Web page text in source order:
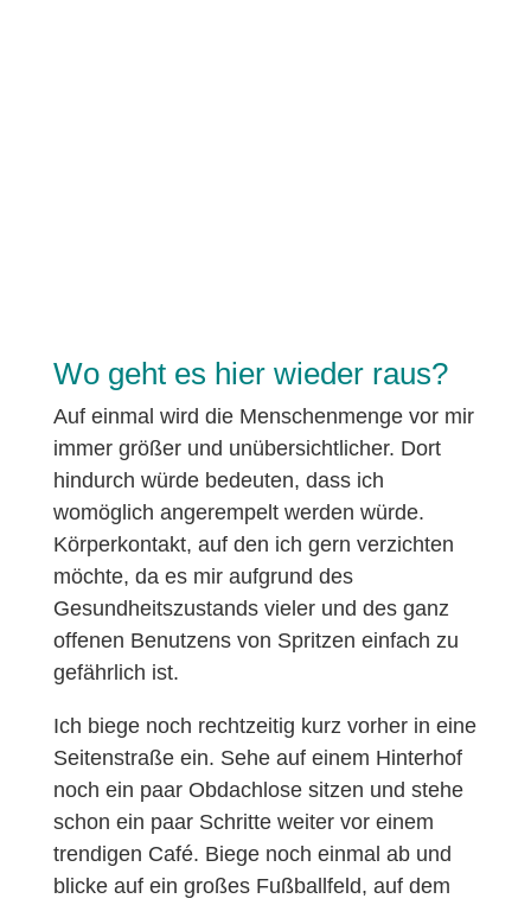
Wo geht es hier wieder raus?
Auf einmal wird die Menschenmenge vor mir
immer größer und unübersichtlicher. Dort
hindurch würde bedeuten, dass ich
womöglich angerempelt werden würde.
Körperkontakt, auf den ich gern verzichten
möchte, da es mir aufgrund des
Gesundheitszustands vieler und des ganz
offenen Benutzens von Spritzen einfach zu
gefährlich ist.
Ich biege noch rechtzeitig kurz vorher in eine
Seitenstraße ein. Sehe auf einem Hinterhof
noch ein paar Obdachlose sitzen und stehe
schon ein paar Schritte weiter vor einem
trendigen Café. Biege noch einmal ab und
blicke auf ein großes Fußballfeld, auf dem